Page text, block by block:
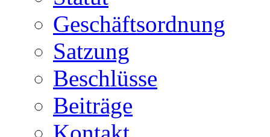
Geschäftsordnung
Satzung
Beschlüsse
Beiträge